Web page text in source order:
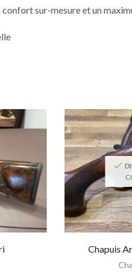
sur-mesure et un
Chapuis